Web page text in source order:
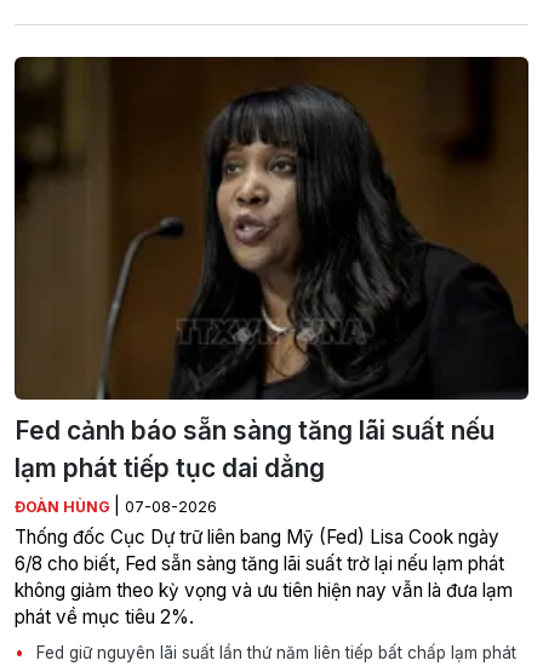
Fed cảnh báo sẵn sàng tăng lãi suất nếu
lạm phát tiếp tục dai dẳng
ĐOÀN HÙNG 07-08-2026
Thống đốc Cục Dự trữ liên bang Mỹ (Fed) Lisa Cook ngày
6/8 cho biết, Fed sẵn sàng tăng lãi suất trở lại nếu lạm phát
không giảm theo kỳ vọng và ưu tiên hiện nay vẫn là đưa lạm
phát về mục tiêu 2%.
Fed giữ nguyên lãi suất lần thứ năm liên tiếp bất chấp lạm phát